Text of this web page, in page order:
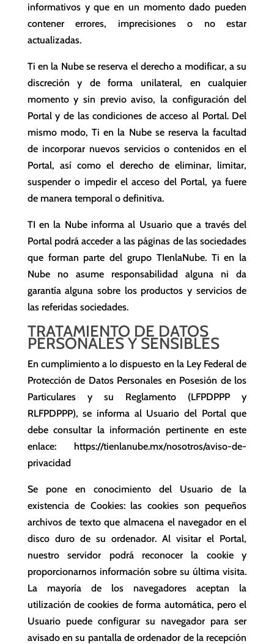
informativos y que en un momento dado pueden
contener errores, imprecisiones o no estar
actualizadas.
Ti en la Nube se reserva el derecho a modificar, a su
discreción y de forma unilateral, en cualquier
momento y sin previo aviso, la configuración del
Portal y de las condiciones de acceso al Portal. Del
mismo modo, Ti en la Nube se reserva la facultad
de incorporar nuevos servicios o contenidos en el
Portal, así como el derecho de eliminar, limitar,
suspender o impedir el acceso del Portal, ya fuere
de manera temporal o definitiva.
TI en la Nube informa al Usuario que a través del
Portal podrá acceder a las páginas de las sociedades
que forman parte del grupo TIenlaNube. Ti en la
Nube no asume responsabilidad alguna ni da
garantía alguna sobre los productos y servicios de
las referidas sociedades.
TRATAMIENTO DE DATOS
PERSONALES Y SENSIBLES
En cumplimiento a lo dispuesto en la Ley Federal de
Protección de Datos Personales en Posesión de los
Particulares y su Reglamento (LFPDPPP y
RLFPDPPP), se informa al Usuario del Portal que
debe consultar la información pertinente en este
enlace: https://tienlanube.mx/nosotros/aviso-de-
privacidad
Se pone en conocimiento del Usuario de la
existencia de Cookies: las cookies son pequeños
archivos de texto que almacena el navegador en el
disco duro de su ordenador. Al visitar el Portal,
nuestro servidor podrá reconocer la cookie y
proporcionarnos información sobre su última visita.
La mayoría de los navegadores aceptan la
utilización de cookies de forma automática, pero el
Usuario puede configurar su navegador para ser
avisado en su pantalla de ordenador de la recepción